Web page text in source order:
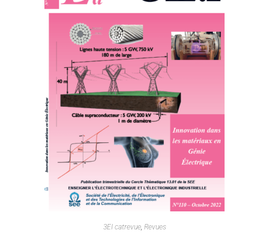
3EI catrevue, Revues